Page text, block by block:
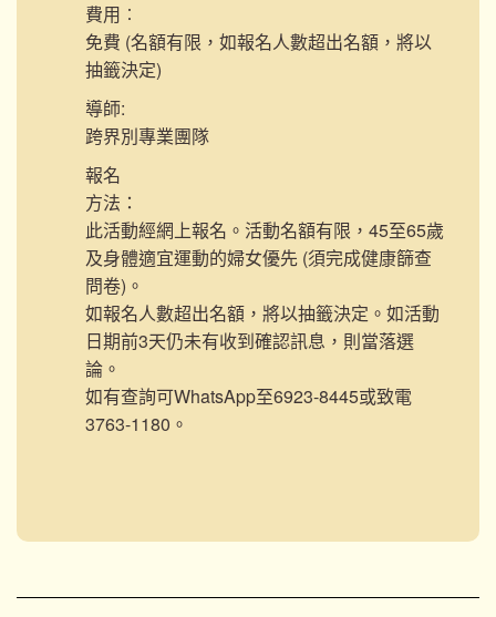
費用︰
免費 (名額有限，如報名人數超出名額，將以
抽籤決定)
導師:
跨界別專業團隊
報名
方法：
此活動經網上報名。活動名額有限，45至65歲
及身體適宜運動的婦女優先 (須完成健康篩查
問卷)。
如報名人數超出名額，將以抽籤決定。如活動
日期前3天仍未有收到確認訊息，則當落選
論。
如有查詢可WhatsApp至6923-8445或致電
3763-1180。